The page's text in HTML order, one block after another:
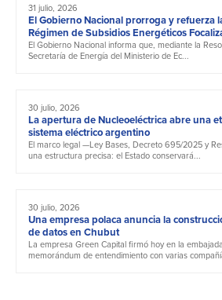
31 julio, 2026
El Gobierno Nacional prorroga y refuerza
Régimen de Subsidios Energéticos
El Gobierno Nacional informa que, mediante la
Secretaría de Energía del Ministerio de Ec...
30 julio, 2026
La apertura de Nucleoeléctrica abre una
sistema eléctrico argentino
El marco legal —Ley Bases, Decreto 695/2025 y
una estructura precisa: el Estado conservará...
30 julio, 2026
Una empresa polaca anuncia la
de datos en Chubut
La empresa Green Capital firmó hoy en la
memorándum de entendimiento con varias